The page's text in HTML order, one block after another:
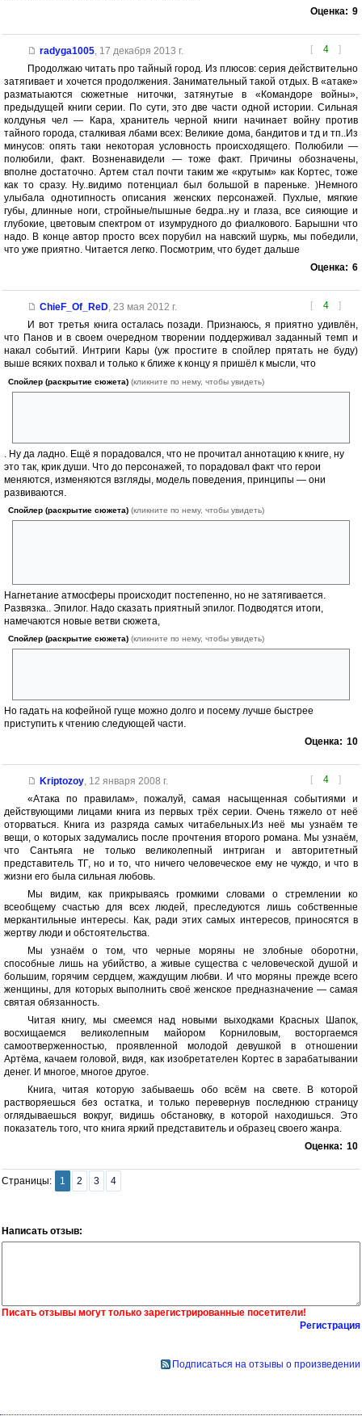
Оценка: 9
[ 4 ]
radyga1005, 17 декабря 2013 г.
Продолжаю читать про тайный город. Из плюсов: серия действительно
затягивает и хочется продолжения. Занимательный такой отдых. В «атаке»
разматыаются сюжетные ниточки, затянутые в «Командоре войны»,
предыдущей книги серии. По сути, это две части одной истории. Сильная
колдунья чел — Кара, хранитель черной книги начинает войну против
тайного города, сталкивая лбами всех: Великие дома, бандитов и тд и тп..Из
минусов: опять таки некоторая условность происходящего. Полюбили —
полюбили, факт. Возненавидели — тоже факт. Причины обозначены,
вполне достаточно. Артем стал почти таким же «крутым» как Кортес, тоже
как то сразу. Ну..видимо потенциал был большой в пареньке. )Немного
улыбала однотипность описания женских персонажей. Пухлые, мягкие
губы, длинные ноги, стройные/пышные бедра..ну и глаза, все сияющие и
глубокие, цветовым спектром от изумрудного до фиалкового. Барышни что
надо. В конце автор просто всех порубил на навский шуркь, мы победили,
что уже приятно. Читается легко. Посмотрим, что будет дальше
Оценка: 6
[ 4 ]
ChieF_Of_ReD, 23 мая 2012 г.
И вот третья книга осталась позади. Признаюсь, я приятно удивлён,
что Панов и в своем очередном творении поддерживал заданный темп и
накал событий. Интриги Кары (уж простите в спойлер прятать не буду)
выше всяких похвал и только к ближе к концу я пришёл к мысли, что
Спойлер (раскрытие сюжета) (кликните по нему, чтобы увидеть)
. Ну да ладно. Ещё я порадовался, что не прочитал аннотацию к книге, ну
это так, крик души. Что до персонажей, то порадовал факт что герои
меняются, изменяются взгляды, модель поведения, принципы — они
развиваются.
Спойлер (раскрытие сюжета) (кликните по нему, чтобы увидеть)
Нагнетание атмосферы происходит постепенно, но не затягивается.
Развязка.. Эпилог. Надо сказать приятный эпилог. Подводятся итоги,
намечаются новые ветви сюжета,
Спойлер (раскрытие сюжета) (кликните по нему, чтобы увидеть)
Но гадать на кофейной гуще можно долго и посему лучше быстрее
приступить к чтению следующей части.
Оценка: 10
[ 4 ]
Kriptozoy, 12 января 2008 г.
«Атака по правилам», пожалуй, самая насыщенная событиями и
действующими лицами книга из первых трёх серии. Очень тяжело от неё
оторваться. Книга из разряда самых читабельных.Из неё мы узнаём те
вещи, о которых задумались после прочтения второго романа. Мы узнаём,
что Сантьяга не только великолепный интриган и авторитетный
представитель ТГ, но и то, что ничего человеческое ему не чуждо, и что в
жизни его была сильная любовь.
Мы видим, как прикрываясь громкими словами о стремлении ко
всеобщему счастью для всех людей, преследуются лишь собственные
меркантильные интересы. Как, ради этих самых интересов, приносятся в
жертву люди и обстоятельства.
Мы узнаём о том, что черные моряны не злобные оборотни,
способные лишь на убийство, а живые существа с человеческой душой и
большим, горячим сердцем, жаждущим любви. И что моряны прежде всего
женщины, для которых выполнить своё женское предназначение — самая
святая обязанность.
Читая книгу, мы смеемся над новыми выходками Красных Шапок,
восхищаемся великолепным майором Корниловым, восторгаемся
самоотверженностью, проявленной молодой девушкой в отношении
Артёма, качаем головой, видя, как изобретателен Кортес в зарабатывании
денег. И многое, многое другое.
Книга, читая которую забываешь обо всём на свете. В которой
растворяешься без остатка, и только перевернув последнюю страницу
оглядываешься вокруг, видишь обстановку, в которой находишься. Это
показатель того, что книга яркий представитель и образец своего жанра.
Оценка: 10
Страницы: 1 2 3 4
Написать отзыв:
Писать отзывы могут только зарегистрированные посетители!
Регистрация
Подписаться на отзывы о произведении